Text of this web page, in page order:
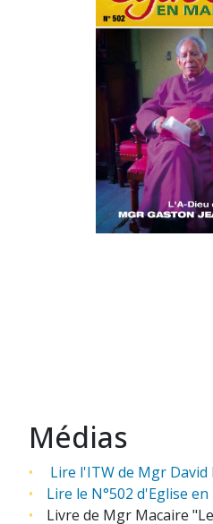
Médias
Lire l'ITW de Mgr
Lire le N°502 d'Eglise
Livre de Mgr Macaire